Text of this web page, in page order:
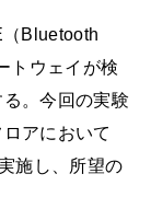
Bluetooth
トウェイが検
。今回の実験
アにおいて
施し、所望の